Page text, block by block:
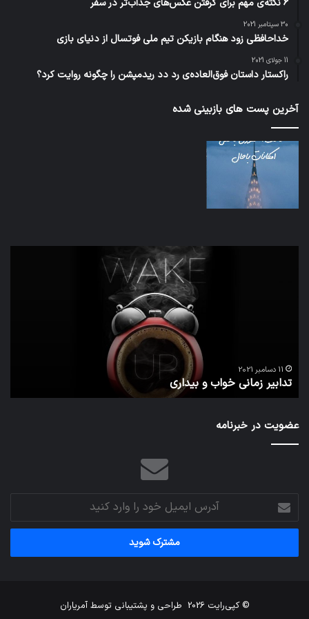
6 نکته‌ی مهم برای گرفتن عکس‌های جذاب‌تر در سفر
30 سپتامبر 2021
خداحافظی زود هنگام بازیکن تیم ملی فوتسال از دنیای بازی
11 جولای 2021
راکستار داستان فوق‌العاده‌ی رد دد ریدمپشن را چگونه روایت کرد؟
آخرین پست های بازبینی شده
11 دسامبر 2021
تدابیر زمانی خواب و بیداری
عضویت در خبرنامه
آدرس
ایمیل
خود
وارد
© کپی‌رایت 2026 طراحی و پشتیبانی توسطآمریاران